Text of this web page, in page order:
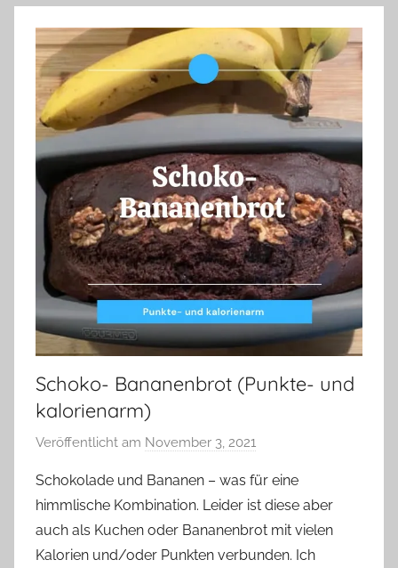
Schoko- Bananenbrot (Punkte- und
kalorienarm)
Veröffentlicht am November 3, 2021
n
Y
v
o
Schokolade und Bananen – was für eine
himmlische Kombination. Leider ist diese aber
auch als Kuchen oder Bananenbrot mit vielen
Kalorien und/oder Punkten verbunden. Ich